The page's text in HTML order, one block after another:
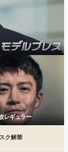
レギュラー
ク解禁